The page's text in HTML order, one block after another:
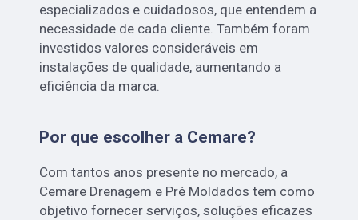
especializados e cuidadosos, que entendem a
necessidade de cada cliente. Também foram
investidos valores consideráveis em
instalações de qualidade, aumentando a
eficiência da marca.
Por que escolher a Cemare?
Com tantos anos presente no mercado, a
Cemare Drenagem e Pré Moldados tem como
objetivo fornecer serviços, soluções eficazes